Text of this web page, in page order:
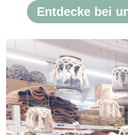
Entdecke bei